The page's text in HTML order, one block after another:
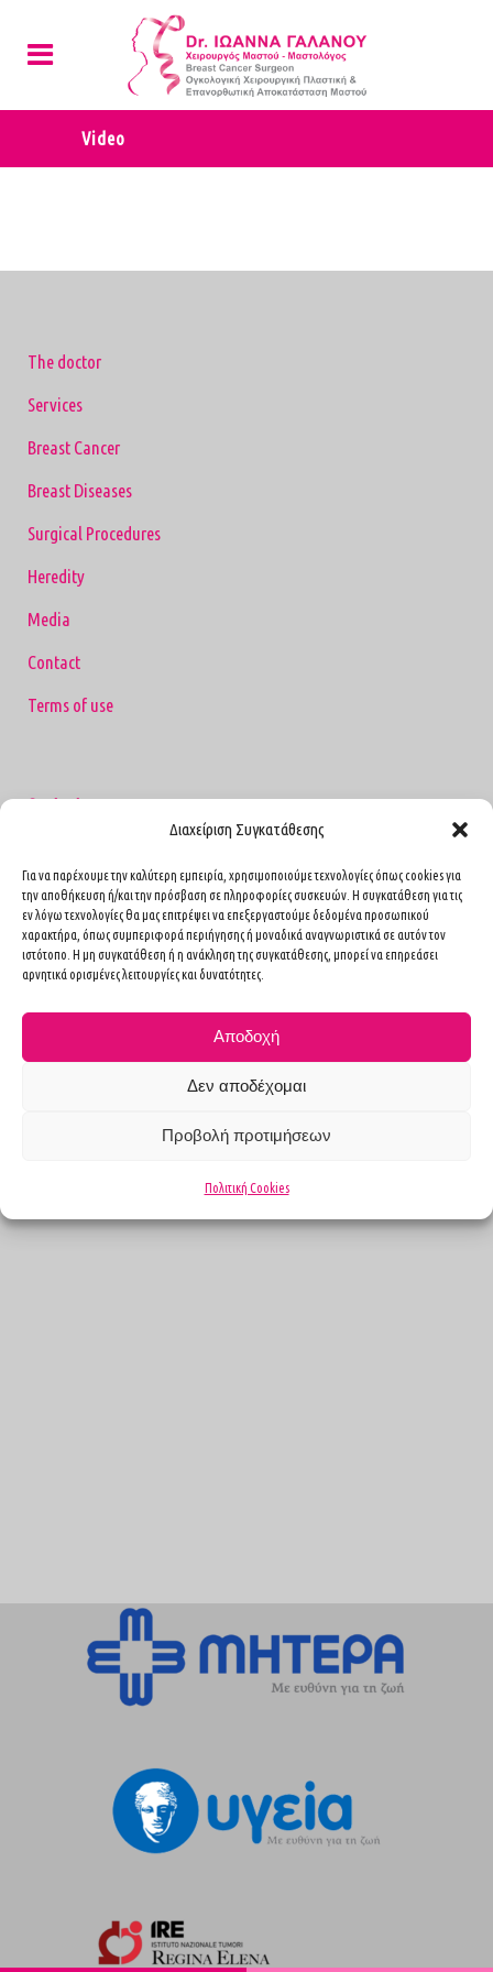
Διαχείριση Συγκατάθεσης
Για να παρέχουμε την καλύτερη εμπειρία, χρησιμοποιούμε τεχνολογίες όπως cookies για
την αποθήκευση ή/και την πρόσβαση σε πληροφορίες συσκευών. Η συγκατάθεση για τις
εν λόγω τεχνολογίες θα μας επιτρέψει να επεξεργαστούμε δεδομένα προσωπικού
χαρακτήρα, όπως συμπεριφορά περιήγησης ή μοναδικά αναγνωριστικά σε αυτόν τον
ιστότοπο. Η μη συγκατάθεση ή η ανάκληση της συγκατάθεσης, μπορεί να επηρεάσει
αρνητικά ορισμένες λειτουργίες και δυνατότητες.
Αποδοχή
Δεν αποδέχομαι
Προβολή προτιμήσεων
Πολιτική Cookies
Video
The doctor
Services
Breast Cancer
Breast Diseases
Surgical Procedures
Heredity
Media
Contact
Terms of use
Contact
(near Hippocrates Hospital)
Pavlou Mela 6, Peristeri (MEDIFIRST)
Levidou 16, Kifissia (HHG Health Spot Group)
2117352341
ioanna.ga.ig@gmail.com